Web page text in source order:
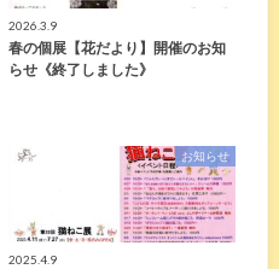
2026.3.9
春の個展【花だより】開催のお知
らせ《終了しました》
お知らせ
2025.4.9